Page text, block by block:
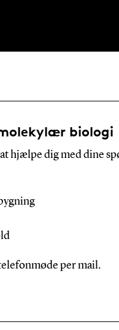
biologi
hjælpe dig med dine
per mail.